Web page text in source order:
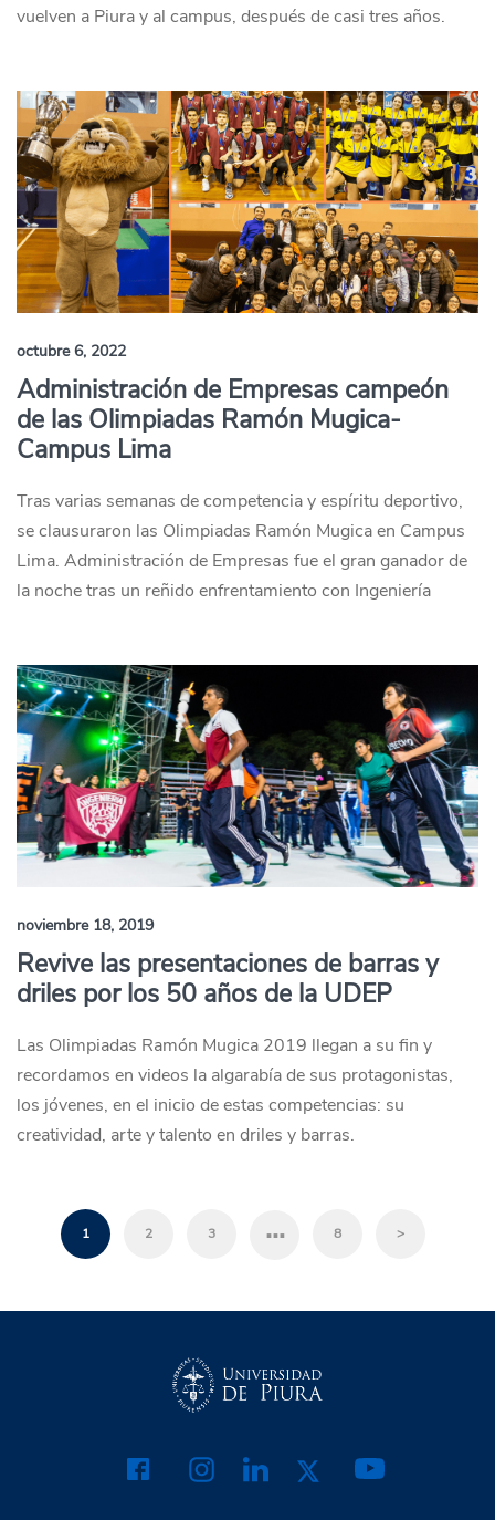
vuelven a Piura y al campus, después de casi tres años.
octubre 6, 2022
Administración de Empresas campeón
de las Olimpiadas Ramón Mugica-
Campus Lima
Tras varias semanas de competencia y espíritu deportivo,
se clausuraron las Olimpiadas Ramón Mugica en Campus
Lima. Administración de Empresas fue el gran ganador de
la noche tras un reñido enfrentamiento con Ingeniería
noviembre 18, 2019
Revive las presentaciones de barras y
driles por los 50 años de la UDEP
Las Olimpiadas Ramón Mugica 2019 llegan a su fin y
recordamos en videos la algarabía de sus protagonistas,
los jóvenes, en el inicio de estas competencias: su
creatividad, arte y talento en driles y barras.
1 2 3 … 8 >